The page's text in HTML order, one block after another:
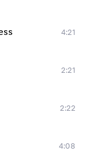
4:21
2:21
2:22
4:08